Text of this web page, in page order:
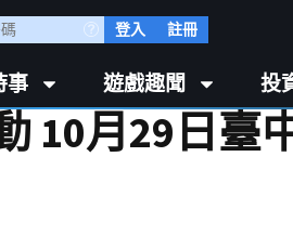
登入 註冊
事 遊戲趣聞 投
10月29日臺